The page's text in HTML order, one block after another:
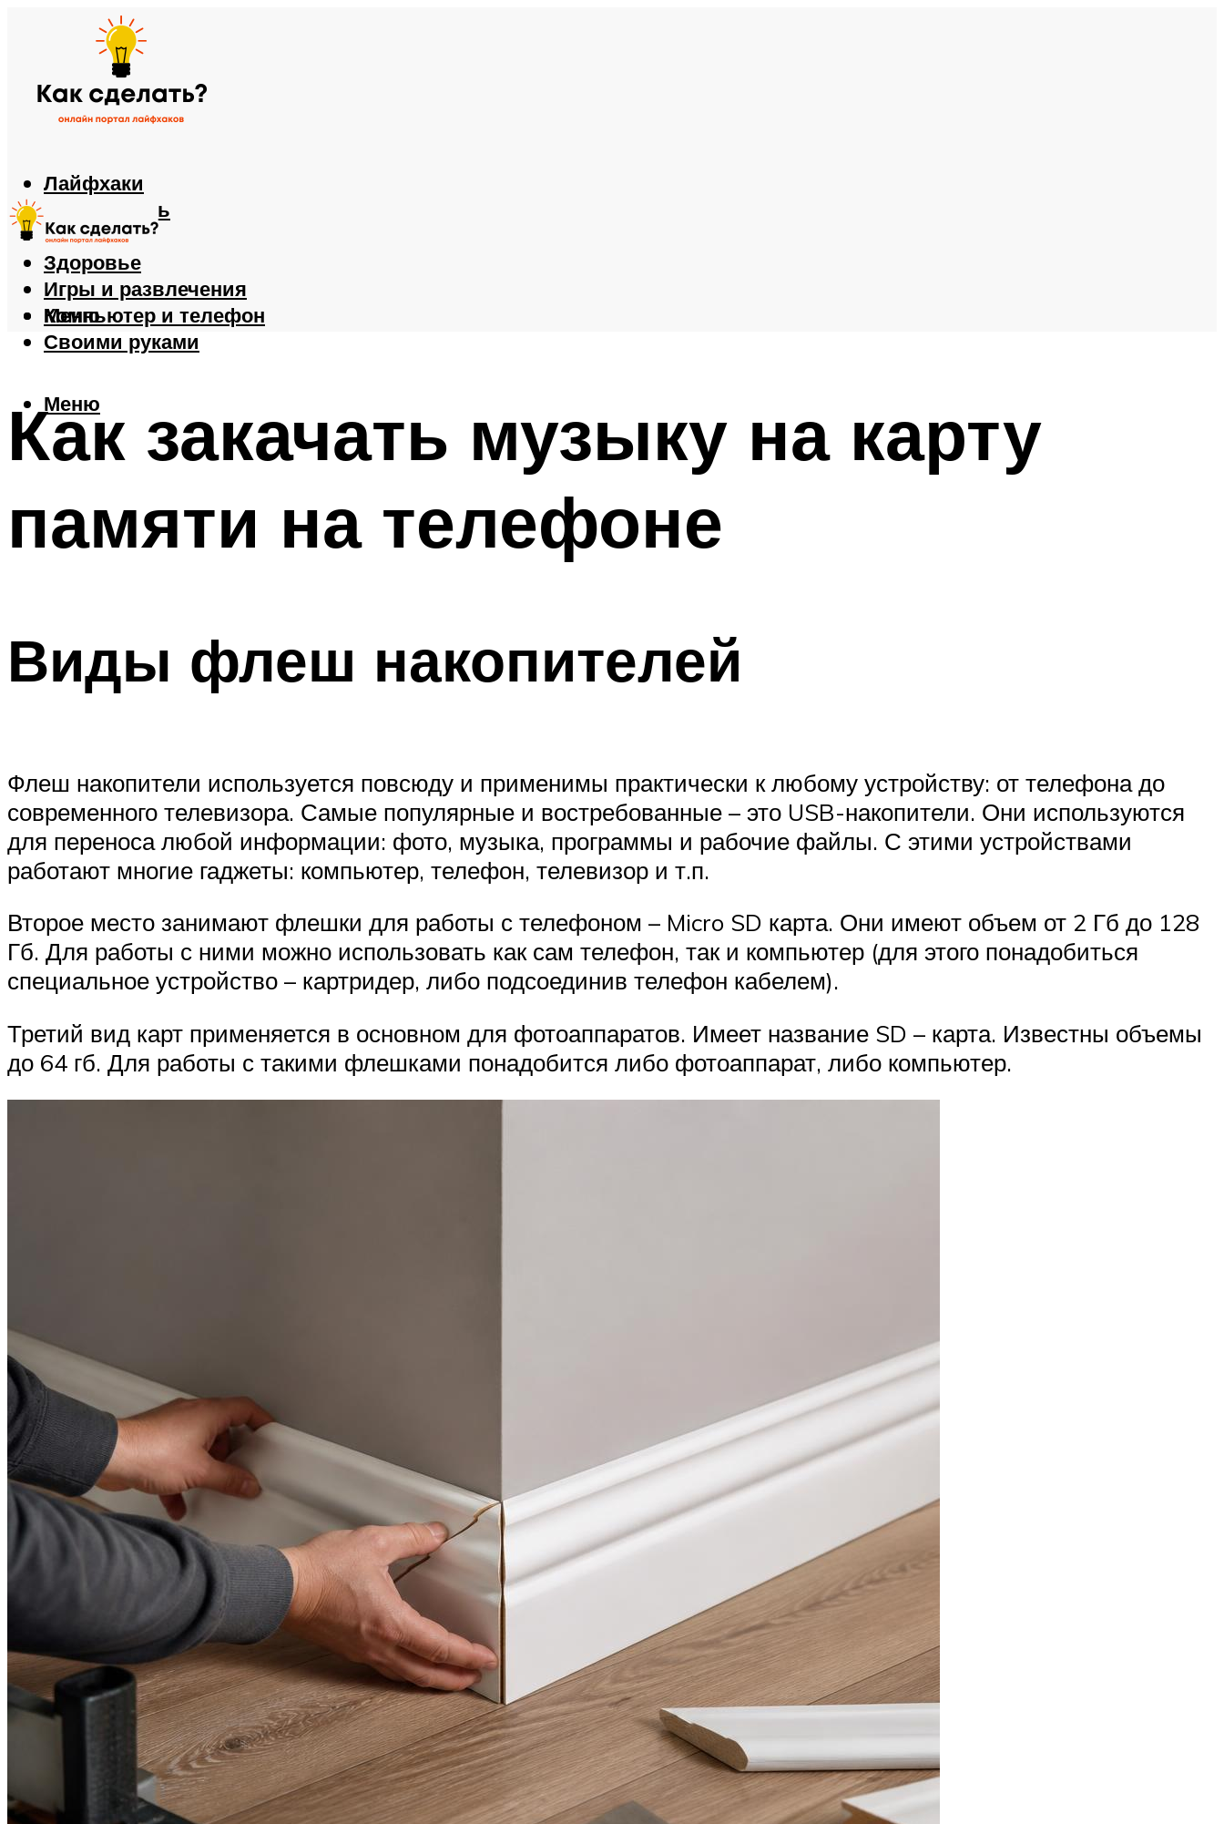
Лайфхаки
Автомобиль
Еда
Здоровье
Игры и развлечения
Компьютер и телефон
Своими руками
Меню
Меню
Как закачать музыку на карту
памяти на телефоне
Виды флеш накопителей
Флеш накопители используется повсюду и применимы практически к любому устройству: от телефона до
современного телевизора. Самые популярные и востребованные – это USB-накопители. Они используются
для переноса любой информации: фото, музыка, программы и рабочие файлы. С этими устройствами
работают многие гаджеты: компьютер, телефон, телевизор и т.п.
Второе место занимают флешки для работы с телефоном – Micro SD карта. Они имеют объем от 2 Гб до 128
Гб. Для работы с ними можно использовать как сам телефон, так и компьютер (для этого понадобиться
специальное устройство – картридер, либо подсоединив телефон кабелем).
Третий вид карт применяется в основном для фотоаппаратов. Имеет название SD – карта. Известны объемы
до 64 гб. Для работы с такими флешками понадобится либо фотоаппарат, либо компьютер.